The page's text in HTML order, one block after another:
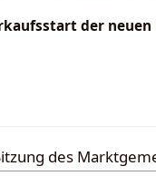
der
des